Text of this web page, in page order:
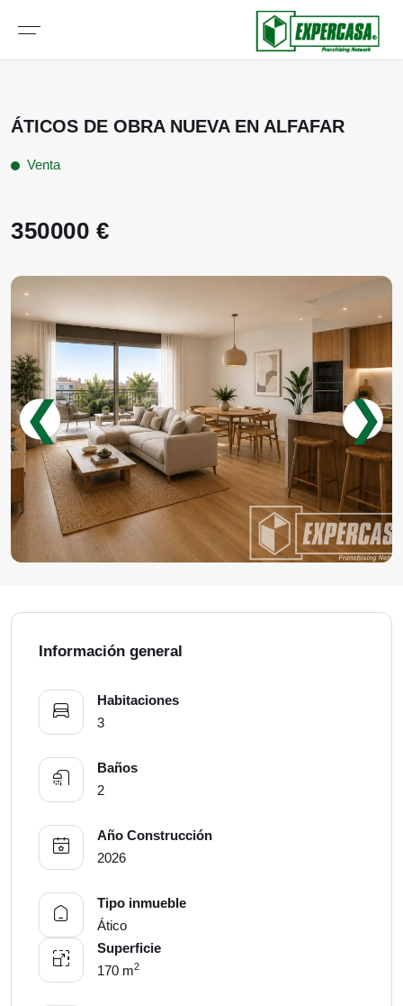
ÁTICOS DE OBRA NUEVA EN ALFAFAR
Venta
350000 €
❮ ❯
Información general
Habitaciones
3
Baños
2
Año Construcción
2026
Tipo inmueble
Ático
Superficie
170 m2